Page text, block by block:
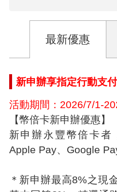
最新優惠
新申辦享指定行動支
活動期間：2026/7/1-
【幣倍卡新申辦優惠】
新申辦永豐幣倍卡者
Apple Pay、Google
＊新申辦最高8%之現